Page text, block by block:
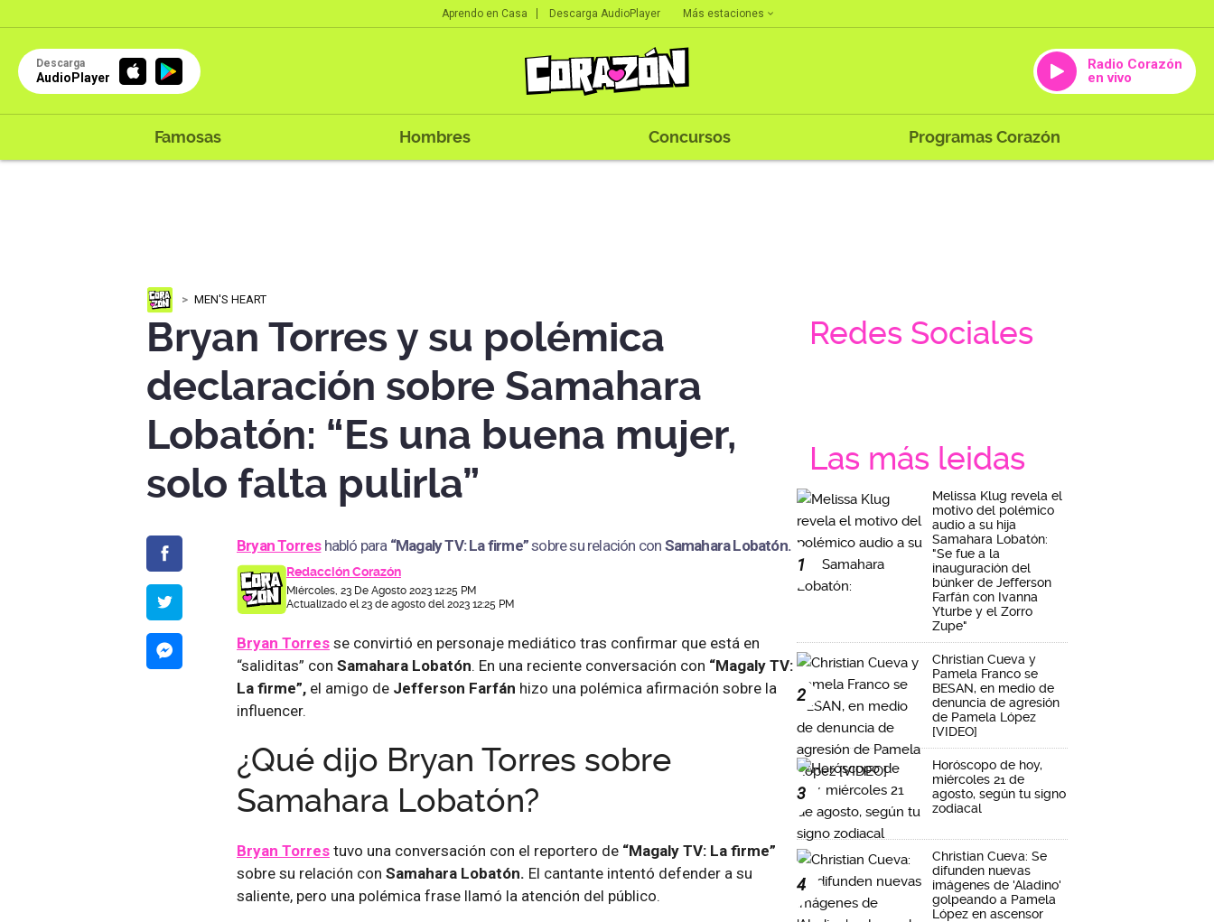
Aprendo en Casa Descarga AudioPlayer Más estaciones
Descarga
AudioPlayer
Radio Corazón
en vivo
Famosas Hombres Concursos Programas Corazón
MEN'S HEART
Bryan Torres y su polémica
declaración sobre Samahara
Lobatón: “Es una buena mujer,
solo falta pulirla”
Bryan Torres habló para “Magaly TV: La firme”sobre su relación con Samahara Lobatón.
Redacción Corazón
Miércoles, 23 De Agosto 2023 12:25 PM
Actualizado el 23 de agosto del 2023 12:25 PM
Bryan Torres se convirtió en personaje mediático tras confirmar que está en
“saliditas” con Samahara Lobatón. En una reciente conversación con “Magaly TV:
La firme”, el amigo de Jefferson Farfán hizo una polémica afirmación sobre la
influencer.
¿Qué dijo Bryan Torres sobre
Samahara Lobatón?
Bryan Torres tuvo una conversación con el reportero de “Magaly TV: La firme”
sobre su relación con Samahara Lobatón. El cantante intentó defender a su
saliente, pero una polémica frase llamó la atención del público.
Redes Sociales
Las más leidas
1
Melissa Klug revela el
motivo del polémico
audio a su hija
Samahara Lobatón:
"Se fue a la
inauguración del
búnker de Jefferson
Farfán con Ivanna
Yturbe y el Zorro
Zupe"
2
Christian Cueva y
Pamela Franco se
BESAN, en medio de
denuncia de agresión
de Pamela López
[VIDEO]
3
Horóscopo de hoy,
miércoles 21 de
agosto, según tu signo
zodiacal
4
Christian Cueva: Se
difunden nuevas
imágenes de 'Aladino'
golpeando a Pamela
López en ascensor